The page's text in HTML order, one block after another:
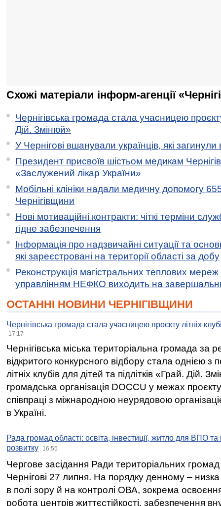
Схожі матеріали інформ-агенції
Чернігівська громада стала учасницею
Дій. Змінюй»
У Чернігові вшанували українців, які загинули
Президент присвоїв шістьом медикам
«Заслужений лікар України»
Мобільні клініки надали медичну допомогу
Чернігівщини
Нові мотиваційні контракти: чіткі терміни
гідне забезпечення
Інформація про надзвичайні ситуації та
які зареєстровані на території області за добу
Реконструкція магістральних теплових мереж
управлінням НЕФКО виходить на
ОСТАННІ НОВИНИ ЧЕРНІГІВЩИНИ
Чернігівська громада стала учасницею проєкту літніх
17:17
Чернігівська міська територіальна громада за
відкритого конкурсного відбору стала однією
літніх клубів для дітей та підлітків «Грай. Дій.
громадська організація DOCCU у межах
співпраці з міжнародною неурядовою
в Україні.
Рада громад області: освіта, інвестиції, житло для ВПО
розвитку
16:55
Чергове засідання Ради територіальних громад
Чернігові 27 липня. На порядку денному –
в полі зору й на контролі ОВА, зокрема освоєння
робота центрів життєстійкості, забезпечення